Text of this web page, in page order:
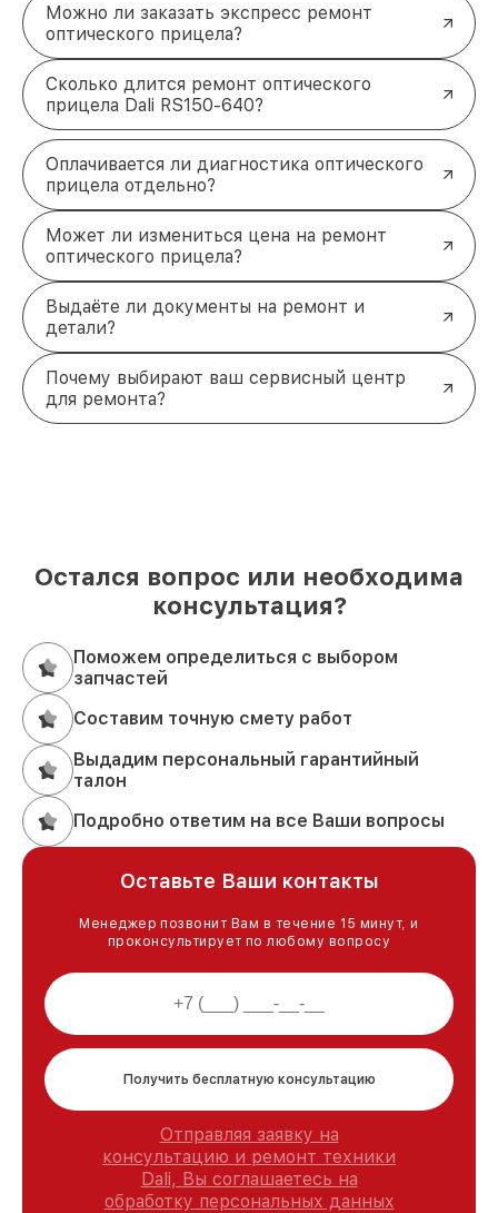
Можно ли заказать экспресс ремонт
оптического прицела?
Сколько длится ремонт оптического
прицела Dali RS150-640?
Оплачивается ли диагностика оптического
прицела отдельно?
Может ли измениться цена на ремонт
оптического прицела?
Выдаёте ли документы на ремонт и
детали?
Почему выбирают ваш сервисный центр
для ремонта?
Остался вопрос или необходима
консультация?
Поможем определиться с выбором
запчастей
Составим точную смету работ
Выдадим персональный гарантийный
талон
Подробно ответим на все Ваши вопросы
Оставьте Ваши контакты
Менеджер позвонит Вам в течение 15 минут, и
проконсультирует по любому вопросу
Получить бесплатную консультацию
Отправляя заявку на
консультацию и ремонт техники
Dali, Вы соглашаетесь на
обработку персональных данных